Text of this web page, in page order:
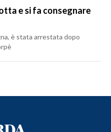
e si fa consegnare
è stata arrestata dopo